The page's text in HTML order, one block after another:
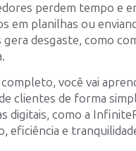
perdem tempo e
em planilhas ou
gera desgaste, como
você vai
clientes de forma
digitais, como a
eficiência e